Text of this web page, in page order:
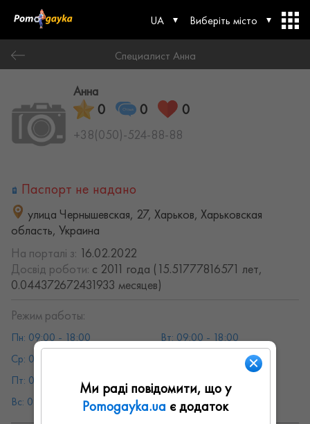
UA Виберіть місто
Специалист Анна
Анна
0 0 0
+38(050)-524-88-88
Паспорт не надано
улица Чернышевская, 27, Харьков, Харьковская
область, Украина
На порталі з: 16.02.2022
Досвід роботи: с 2011 года (15.51777816571 лет,
0.044372672431933 месяцев)
Режим работы:
Пн: 09:00 - 18:00
Вт: 09:00 - 18:00
Ср: 09:00 - 18:00
Пт: 09:00 - 18:00
Вс: 09:00 - 18:00
Ми раді повідомити, що у
Pomogayka.ua є додаток